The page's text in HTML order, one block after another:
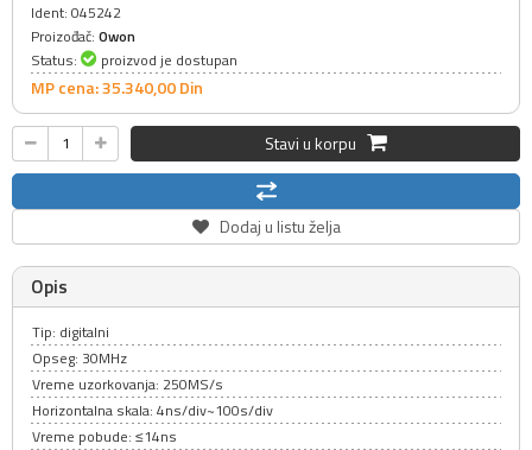
Ident: 045242
Proizođač: Owon
Status:
proizvod je dostupan
MP cena: 35.340,00Din
Stavi u korpu
Dodaj u listu želja
Opis
Tip: digitalni
Opseg: 30MHz
Vreme uzorkovanja: 250MS/s
Horizontalna skala: 4ns/div~100s/div
Vreme pobude: ≤14ns